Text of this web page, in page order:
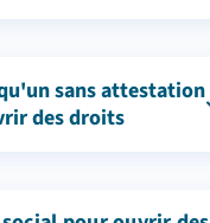
sans attestation
des droits